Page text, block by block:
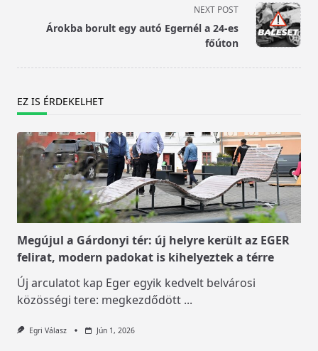
reader-
NEXT POST
Árokba borult egy autó Egernél a 24-es
főúton
EZ IS ÉRDEKELHET
Megújul a Gárdonyi tér: új helyre került az EGER
felirat, modern padokat is kihelyeztek a térre
Új arculatot kap Eger egyik kedvelt belvárosi
közösségi tere: megkezdődött ...
Egri Válasz Jún 1, 2026